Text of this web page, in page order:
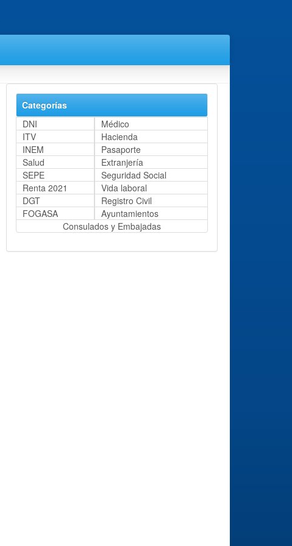
Categorías
DNI
Médico
ITV
Hacienda
INEM
Pasaporte
Salud
Extranjería
SEPE
Seguridad Social
Renta 2021
Vida laboral
DGT
Registro Civil
FOGASA
Ayuntamientos
Consulados y Embajadas